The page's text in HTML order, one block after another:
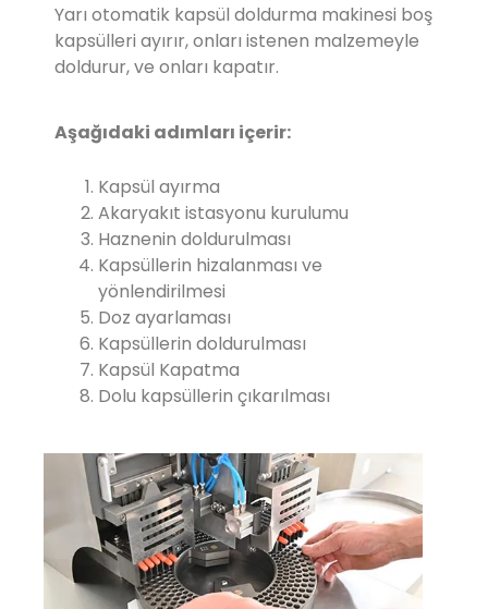
Yarı otomatik kapsül doldurma makinesi boş
kapsülleri ayırır, onları istenen malzemeyle
doldurur, ve onları kapatır.
Aşağıdaki adımları içerir:
Kapsül ayırma
Akaryakıt istasyonu kurulumu
Haznenin doldurulması
Kapsüllerin hizalanması ve
yönlendirilmesi
Doz ayarlaması
Kapsüllerin doldurulması
Kapsül Kapatma
Dolu kapsüllerin çıkarılması